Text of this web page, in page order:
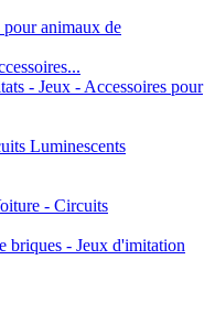
animaux de
- Jeux - Accessoires pour
Luminescents
- Circuits
briques - Jeux d'imitation